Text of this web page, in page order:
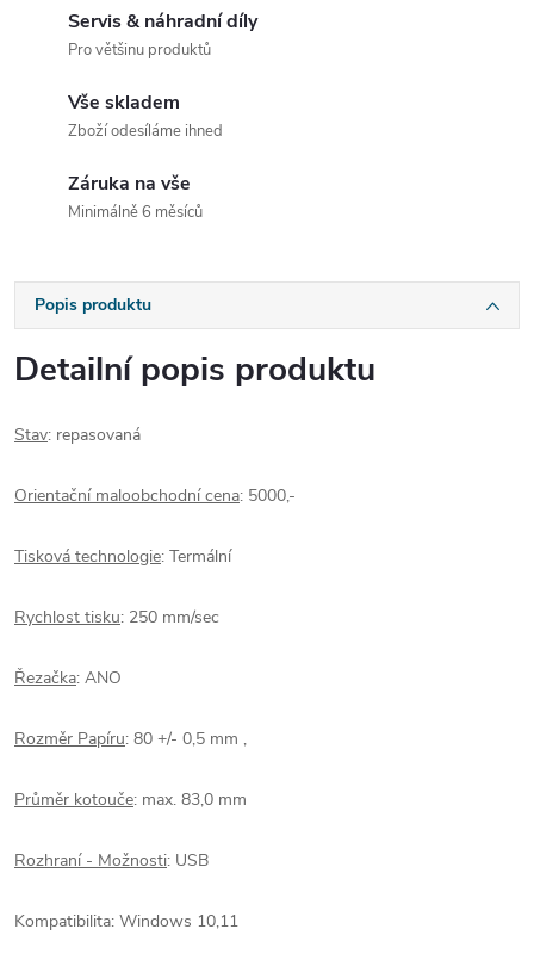
Servis & náhradní díly
Pro většinu produktů
Vše skladem
Zboží odesíláme ihned
Záruka na vše
Minimálně 6 měsíců
Popis produktu
Detailní popis produktu
Stav: repasovaná
Orientační maloobchodní cena: 5000,-
Tisková technologie: Termální
Rychlost tisku: 250 mm/sec
Řezačka: ANO
Rozměr Papíru: 80 +/- 0,5 mm ,
Průměr kotouče: max. 83,0 mm
Rozhraní - Možnosti: USB
Kompatibilita: Windows 10,11